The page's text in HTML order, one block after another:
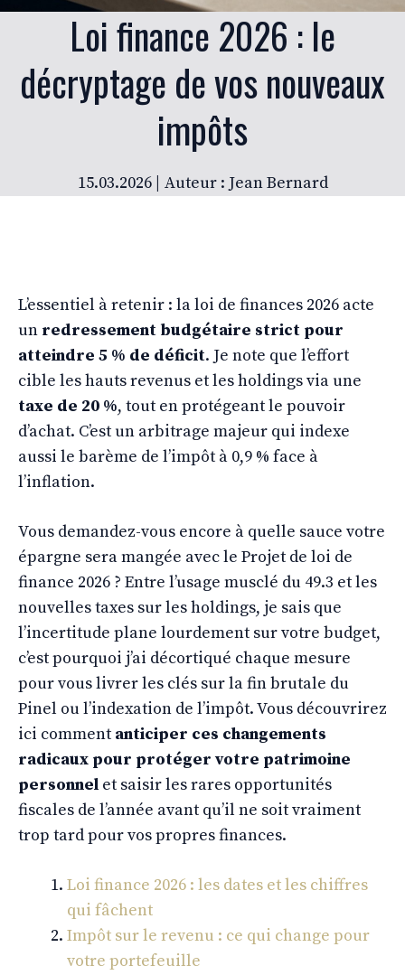
Loi finance 2026 : le
décryptage de vos nouveaux
impôts
15.03.2026 | Auteur : Jean Bernard
L’essentiel à retenir : la loi de finances 2026 acte
un redressement budgétaire strict pour
atteindre 5 % de déficit. Je note que l’effort
cible les hauts revenus et les holdings via une
taxe de 20 %, tout en protégeant le pouvoir
d’achat. C’est un arbitrage majeur qui indexe
aussi le barème de l’impôt à 0,9 % face à
l’inflation.
Vous demandez-vous encore à quelle sauce votre
épargne sera mangée avec le Projet de loi de
finance 2026 ? Entre l’usage musclé du 49.3 et les
nouvelles taxes sur les holdings, je sais que
l’incertitude plane lourdement sur votre budget,
c’est pourquoi j’ai décortiqué chaque mesure
pour vous livrer les clés sur la fin brutale du
Pinel ou l’indexation de l’impôt. Vous découvrirez
ici comment anticiper ces changements
radicaux pour protéger votre patrimoine
personnel et saisir les rares opportunités
fiscales de l’année avant qu’il ne soit vraiment
trop tard pour vos propres finances.
Loi finance 2026 : les dates et les chiffres
qui fâchent
Impôt sur le revenu : ce qui change pour
votre portefeuille